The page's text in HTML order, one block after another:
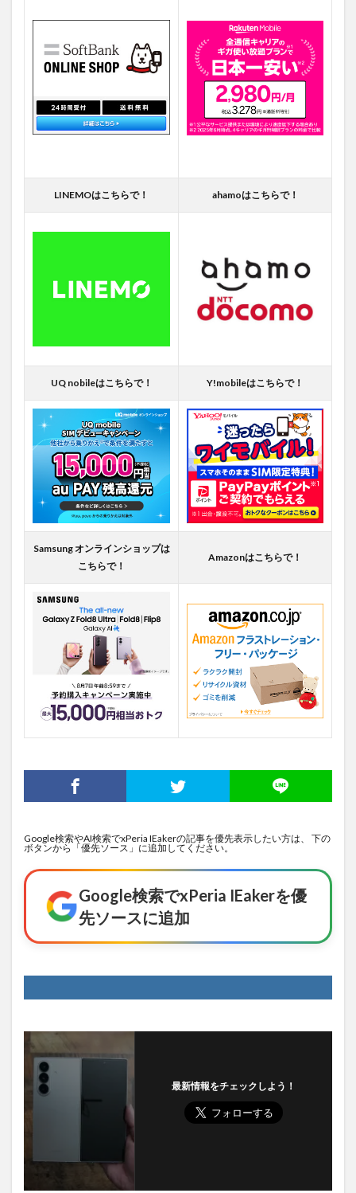
LINEMOはこちらで！ ahamoはこちらで！
UQ nobileはこちらで！ Y!mobileはこちらで！
Samsung オンラインショップは
こちらで！
Amazonはこちらで！
Google検索やAI検索でxPeria IEakerの記事を優先表示したい方は、 下の
ボタンから「優先ソース」に追加してください。
Google検索でxPeria IEakerを優
先ソースに追加
最新情報をチェックしよう！